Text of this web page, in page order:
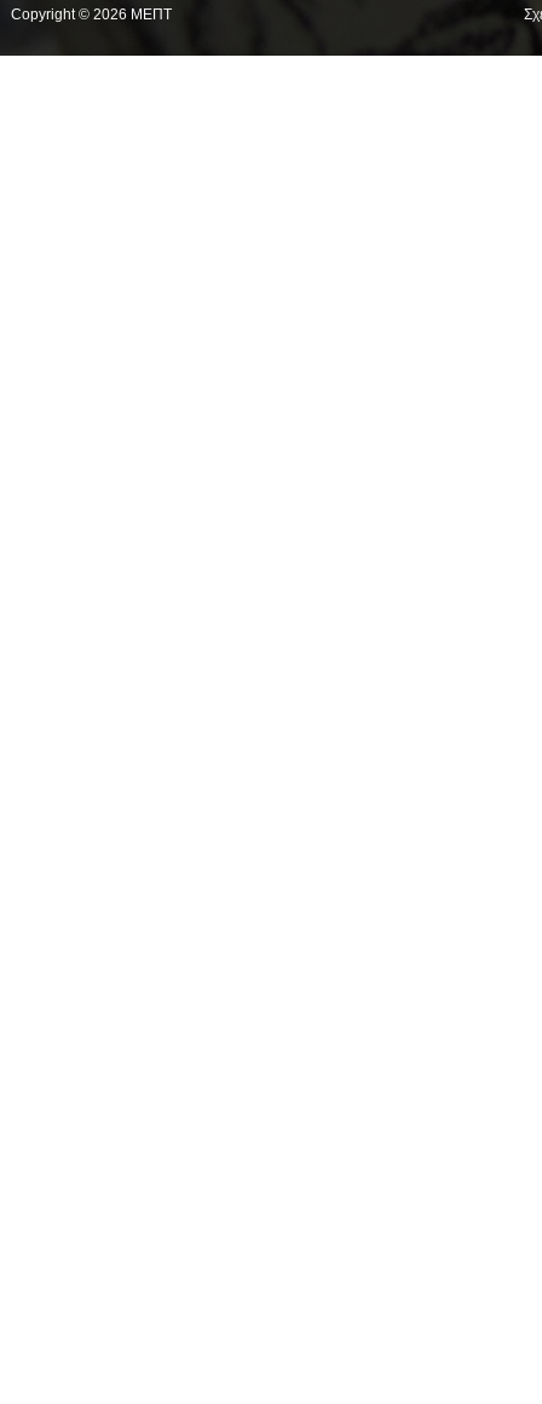
Copyright © 2026 ΜΕΠΤ